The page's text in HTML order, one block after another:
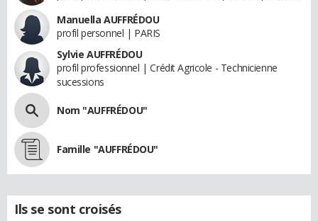
Manuella AUFFRÉDOU
profil personnel | PARIS
Sylvie AUFFRÉDOU
profil professionnel | Crédit Agricole - Technicienne
sucessions
Nom "AUFFRÉDOU"
Famille "AUFFRÉDOU"
Ils se sont croisés